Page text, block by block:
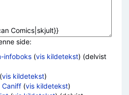
side:
infoboks(vis kildetekst) (delvist
vis kildetekst)
Caniff(vis kildetekst)